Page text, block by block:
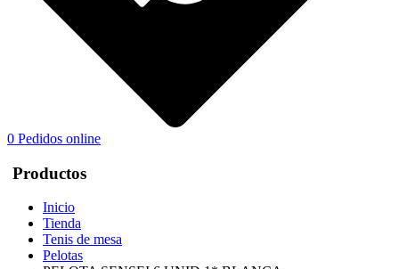
0 Pedidos online
Productos
Inicio
Tienda
Tenis de mesa
Pelotas